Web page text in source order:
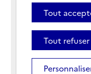
35000 - Rennes
Voir itinéraire
Téléphone :
02 99 86 30 70
Contact
Contact
Tout
Tout refuser